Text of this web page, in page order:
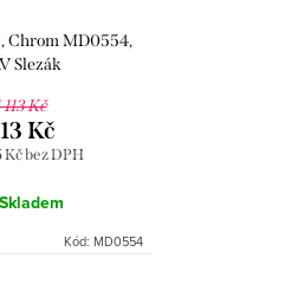
Chrom MD0554,
Slezák
113 Kč
Kč bez DPH
Kč
Skladem
Kód: MD0554